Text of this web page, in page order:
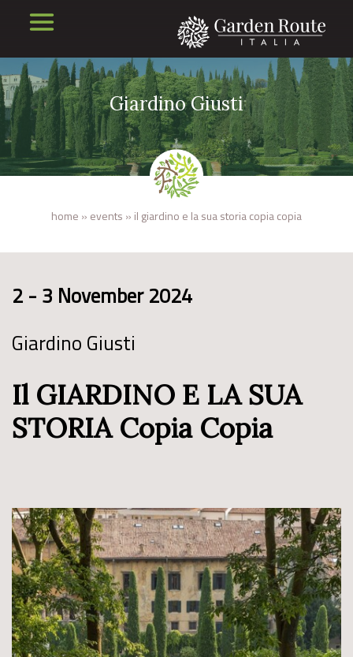
Giardino Giusti
home » events » il giardino e la sua storia copia copia
2 - 3 November 2024
Giardino Giusti
Il GIARDINO E LA SUA
STORIA Copia Copia